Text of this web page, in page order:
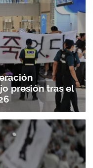
presión tras el